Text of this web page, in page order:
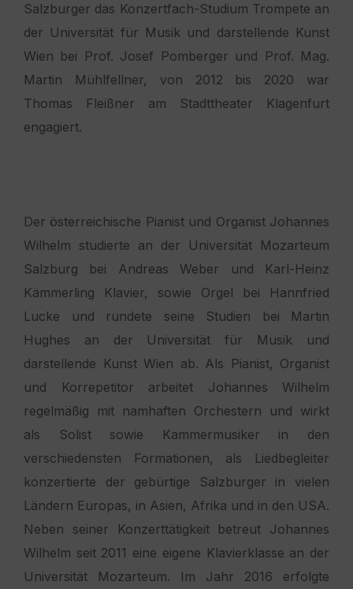
Salzburger das Konzertfach-Studium Trompete an
der Universität für Musik und darstellende Kunst
Wien bei Prof. Josef Pomberger und Prof. Mag.
Martin Mühlfellner, von 2012 bis 2020 war
Thomas Fleißner am Stadttheater Klagenfurt
engagiert.
Der österreichische Pianist und Organist Johannes
Wilhelm studierte an der Universität Mozarteum
Salzburg bei Andreas Weber und Karl-Heinz
Kämmerling Klavier, sowie Orgel bei Hannfried
Lucke und rundete seine Studien bei Martin
Hughes an der Universität für Musik und
darstellende Kunst Wien ab. Als Pianist, Organist
und Korrepetitor arbeitet Johannes Wilhelm
regelmäßig mit namhaften Orchestern und wirkt
als Solist sowie Kammermusiker in den
verschiedensten Formationen, als Liedbegleiter
konzertierte der gebürtige Salzburger in vielen
Ländern Europas, in Asien, Afrika und in den USA.
Neben seiner Konzerttätigkeit betreut Johannes
Wilhelm seit 2011 eine eigene Klavierklasse an der
Universität Mozarteum. Im Jahr 2016 erfolgte